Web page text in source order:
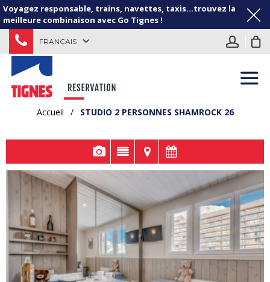
Voyagez responsable, trains, navettes, taxis...trouvez la
meilleure combinaison avec Go Tignes !
FRANÇAIS
Accueil / STUDIO 2 PERSONNES SHAMROCK 26